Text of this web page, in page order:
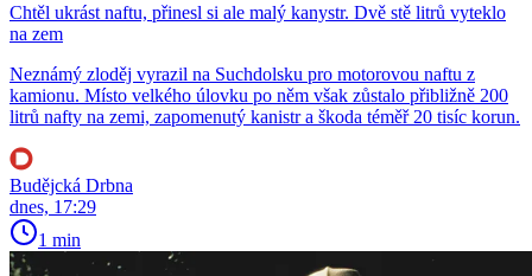
Chtěl ukrást naftu, přinesl si ale malý kanystr. Dvě stě litrů vyteklo
na zem
Neznámý zloděj vyrazil na Suchdolsku pro motorovou naftu z
kamionu. Místo velkého úlovku po něm však zůstalo přibližně 200
litrů nafty na zemi, zapomenutý kanistr a škoda téměř 20 tisíc korun.
Budějcká Drbna
dnes, 17:29
1 min